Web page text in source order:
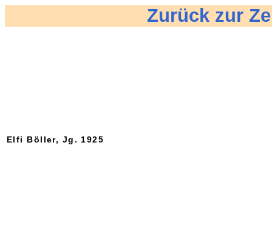
Zurück zur
Elfi Böller, Jg. 1925